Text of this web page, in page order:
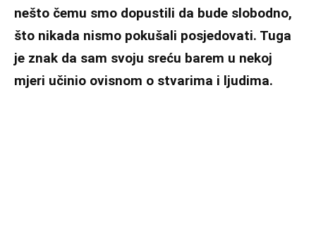
nešto čemu smo dopustili da bude slobodno,
što nikada nismo pokušali posjedovati. Tuga
je znak da sam svoju sreću barem u nekoj
mjeri učinio ovisnom o stvarima i ljudima.